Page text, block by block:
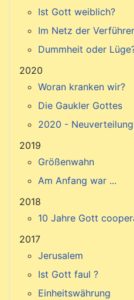
Ist Gott weiblich?
Im Netz der Verführer
Dummheit oder
2020
Woran kranken wir?
Die Gaukler Gottes
2020 -
2019
Größenwahn
Am Anfang war ...
2018
10 Jahre Gott
2017
Jerusalem
Ist Gott faul ?
Einheitswährung